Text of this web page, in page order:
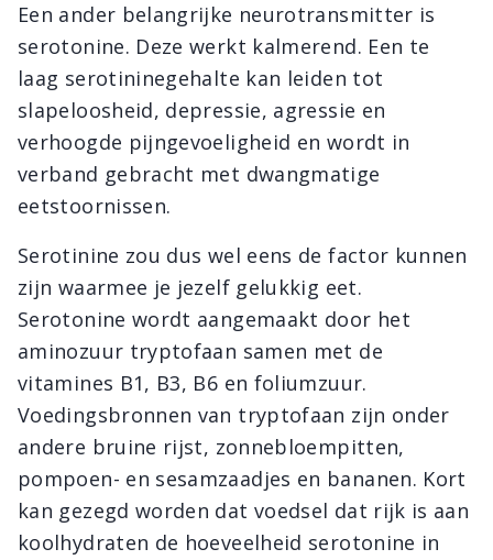
Een ander belangrijke neurotransmitter is
serotonine. Deze werkt kalmerend. Een te
laag serotininegehalte kan leiden tot
slapeloosheid, depressie, agressie en
verhoogde pijngevoeligheid en wordt in
verband gebracht met dwangmatige
eetstoornissen.
Serotinine zou dus wel eens de factor kunnen
zijn waarmee je jezelf gelukkig eet.
Serotonine wordt aangemaakt door het
aminozuur tryptofaan samen met de
vitamines B1, B3, B6 en foliumzuur.
Voedingsbronnen van tryptofaan zijn onder
andere bruine rijst, zonnebloempitten,
pompoen- en sesamzaadjes en bananen. Kort
kan gezegd worden dat voedsel dat rijk is aan
koolhydraten de hoeveelheid serotonine in